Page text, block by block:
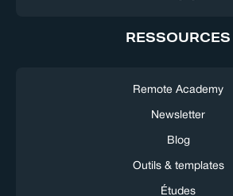
RESSOURCES
Remote Academy
Newsletter
Blog
Outils & templates
Études